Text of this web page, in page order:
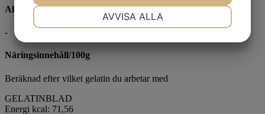
Allergener
-
Näringsinnehåll/100g
Beräknad efter vilket gelatin du arbetar med
GELATINBLAD
Energi kcal: 71,56
MARKNADSFÖRING
AVVISA ALLA